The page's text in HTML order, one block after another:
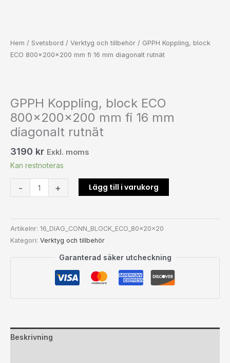
Hem / Svetsbord / Verktyg och tillbehör / GPPH Koppling, block
ECO 800x200x200 mm fi 16 mm diagonalt rutnät
GPPH Koppling, block ECO
800x200x200 mm fi 16 mm
diagonalt rutnät
3190 kr Exkl. moms
Kan restnoteras
- + Lägg till i varukorg
Artikelnr: 16_DIAG_CONN_BLOCK_ECO_80x20x20
Kategori: Verktyg och tillbehör
Garanterad säker utcheckning
Beskrivning